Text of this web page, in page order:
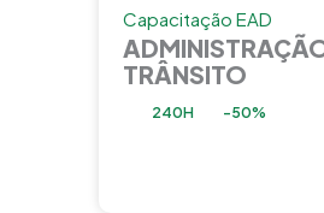
Capacitação EAD
TRÂNSITO
240H -50%